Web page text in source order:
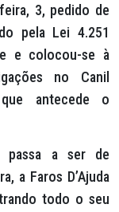
3, pedido de
pela Lei 4.251
e colocou-se à
no Canil
antecede o
passa a ser de
a Faros D’Ajuda
todo o seu